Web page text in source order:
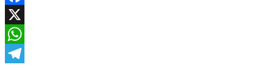
Facebook
X
WhatsApp